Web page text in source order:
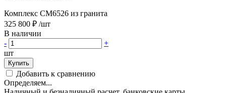
Комплекс CM6526 из гранита
325 800 ₽ /шт
В наличии
-
+
шт
Купить
Добавить к сравнению
Определяем...